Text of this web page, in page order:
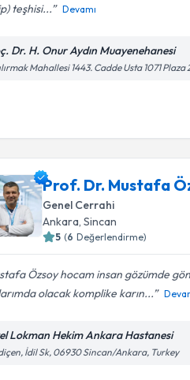
teşhisi...
Devamı
Dr. H. Onur Aydın Muayenehanesi
Mahallesi 1443. Cadde Usta 1071
Prof. Dr. Mustafa
Genel Cerrahi
Ankara,Sincan
5 (6 Değerlendirme)
Özsoy hocam insan gözümde
olacak komplike karın...
Lokman Hekim Ankara Hastanesi
İdil Sk, 06930 Sincan/Ankara, Turkey